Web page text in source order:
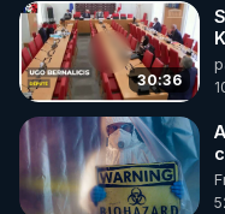
Toutes les vidéos
http://rgnr.li/odysee
🌱 LES STAGES EN
http://rgnr.li/stages
30:36